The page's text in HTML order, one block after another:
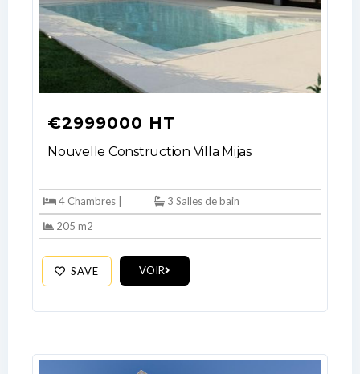
€2999000 HT
Nouvelle Construction Villa Mijas
4 Chambres |
3 Salles de bain
205 m2
SAVE VOIR